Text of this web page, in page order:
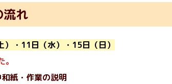
流れ
・11日（水）・15日（日）
・作業の説明